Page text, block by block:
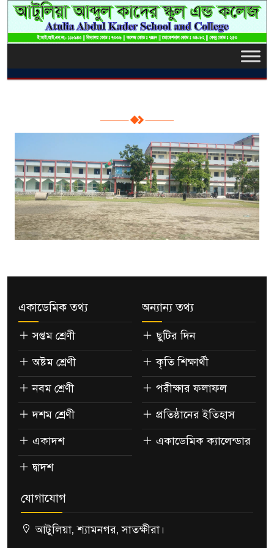
একাডেমিক তথ্য
সপ্তম শ্রেণী
অষ্টম শ্রেণী
নবম শ্রেণী
দশম শ্রেণী
একাদশ
দ্বাদশ
অন্যান্য তথ্য
ছুটির দিন
কৃতি শিক্ষার্থী
পরীক্ষার ফলাফল
প্রতিষ্ঠানের ইতিহাস
একাডেমিক ক্যালেন্ডার
যোগাযোগ
আটুলিয়া, শ্যামনগর, সাতক্ষীরা।